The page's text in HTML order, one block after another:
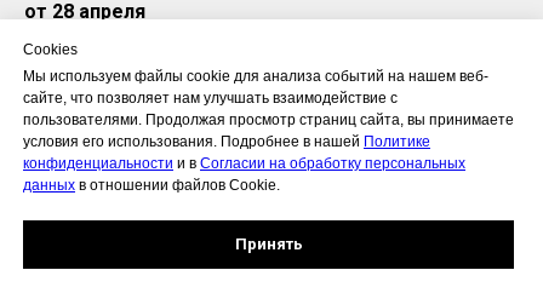
Cookies
Мы используем файлы cookie для анализа событий на нашем веб-
сайте, что позволяет нам улучшать взаимодействие с
пользователями. Продолжая просмотр страниц сайта, вы принимаете
условия его использования. Подробнее в нашей Политике
конфиденциальности и в Согласии на обработку персональных
данных в отношении файлов Cookie.
Принять
от 28 апреля
28.04.2022